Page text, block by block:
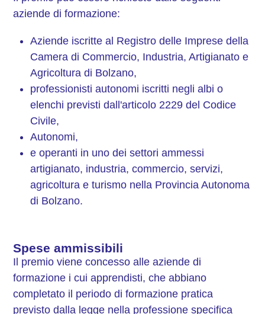
aziende di formazione:
Aziende iscritte al Registro delle Imprese della
Camera di Commercio, Industria, Artigianato e
Agricoltura di Bolzano,
professionisti autonomi iscritti negli albi o
elenchi previsti dall'articolo 2229 del Codice
Civile,
Autonomi,
e operanti in uno dei settori ammessi
artigianato, industria, commercio, servizi,
agricoltura e turismo nella Provincia Autonoma
di Bolzano.
Spese ammissibili
Il premio viene concesso alle aziende di
formazione i cui apprendisti, che abbiano
completato il periodo di formazione pratica
previsto dalla legge nella professione specifica